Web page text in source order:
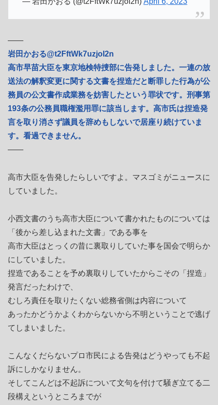
――
岩田かおる@t2FftWk7uzjoI2n
高市早苗大臣を東京地検特捜部に告発しました。一連の放
送法の解釈変更に関する文書を捏造だと断罪した行為が公
務員の公文書作成業務を妨害したという罪状です。刑事第
193条の公務員職権濫用罪に該当します。高市氏は捏造発
言を取り消さず議員を辞めもしないで居座り続けていま
す。看過できません。
――
高市大臣を告発したらしいですよ。マスゴミがニュースに
していました。
小西文書のうち高市大臣について書かれたものについては
「後から差し込まれた文書」である事を
高市大臣はとっくの昔に裏取りしていた事を国会で明らか
にしていました。
捏造であることを予め裏取りしていたからこその「捏造」
発言だったわけで、
むしろ責任を取りたくない総務省側は内容について
あったかどうかよくわからないから不明ということで逃げ
てしまいました。
こんなくだらないプロ市民による告発はどうやっても不起
訴にしかなりません。
そしてこんどは不起訴について文句を付けて騒ぎ立てる二
段構えというところまでが